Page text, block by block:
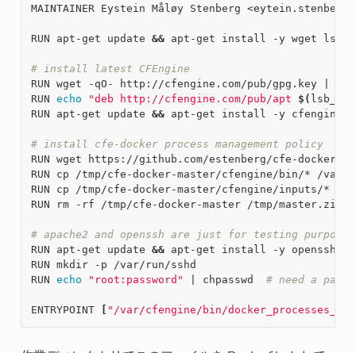
MAINTAINER Eystein Måløy Stenberg
RUN apt-get update && apt-get install -y wget lsb-
# install latest CFEngine
RUN wget -qO- http://cfengine.com/pub/gpg.key
RUN echo "deb http://cfengine.com/pub/apt $(
RUN apt-get update && apt-get install -y cfengine-
# install cfe-docker process management policy
RUN wget https://github.com/estenberg/cfe-
RUN cp /tmp/cfe-docker-master/cfengine/bin/* /var/
RUN cp /tmp/cfe-docker-master/cfengine/inputs/* /
RUN rm -rf /tmp/cfe-docker-master /tmp/master.zip
# apache2 and openssh are just for testing
RUN apt-get update && apt-get install -y openssh-
RUN mkdir -p /var/run/sshd
RUN echo "root:password" chpasswd # need a
ENTRYPOINT "/var/cfengine/bin/